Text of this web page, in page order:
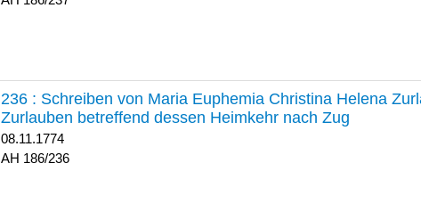
236 : Schreiben von Maria Euphemia Christina Helena
Zurlauben betreffend dessen Heimkehr nach Zug
08.11.1774
186/236